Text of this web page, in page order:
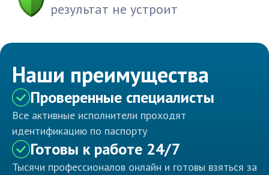
результат не устроит
Наши преимущества
Проверенные специалисты
Все активные исполнители проходят
идентификацию по паспорту
Готовы к работе 24/7
Тысячи профессионалов онлайн и готовы взяться за